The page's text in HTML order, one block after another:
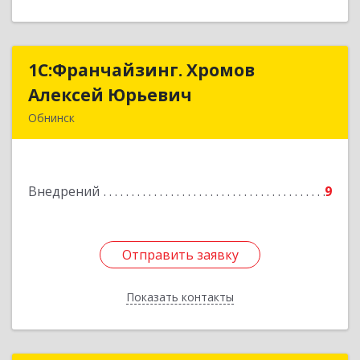
1С:Франчайзинг. Хромов
Алексей Юрьевич
Обнинск
Внедрений 9
Отправить заявку
Показать контакты
1С:Франчайзинг. Хромов
Алексей Юрьевич
Подробнее
Отправить заявку
Назад